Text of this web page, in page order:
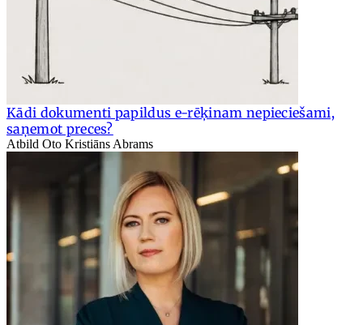
Kādi dokumenti papildus e-rēķinam nepieciešami,
saņemot preces?
Atbild Oto Kristiāns Abrams